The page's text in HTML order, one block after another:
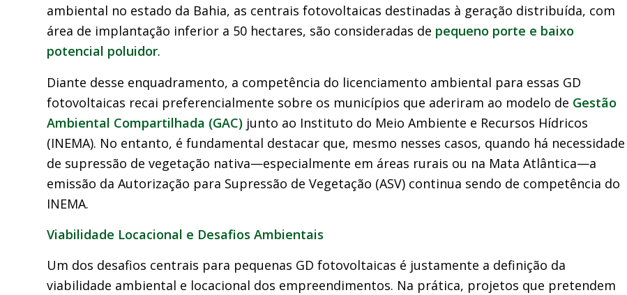
ambiental no estado da Bahia, as centrais fotovoltaicas destinadas à geração distribuída, com
área de implantação inferior a 50 hectares, são consideradas de pequeno porte e baixo
potencial poluidor.
Diante desse enquadramento, a competência do licenciamento ambiental para essas GD
fotovoltaicas recai preferencialmente sobre os municípios que aderiram ao modelo de Gestão
Ambiental Compartilhada (GAC) junto ao Instituto do Meio Ambiente e Recursos Hídricos
(INEMA). No entanto, é fundamental destacar que, mesmo nesses casos, quando há necessidade
de supressão de vegetação nativa—especialmente em áreas rurais ou na Mata Atlântica—a
emissão da Autorização para Supressão de Vegetação (ASV) continua sendo de competência do
INEMA.
Viabilidade Locacional e Desafios Ambientais
Um dos desafios centrais para pequenas GD fotovoltaicas é justamente a definição da
viabilidade ambiental e locacional dos empreendimentos. Na prática, projetos que pretendem